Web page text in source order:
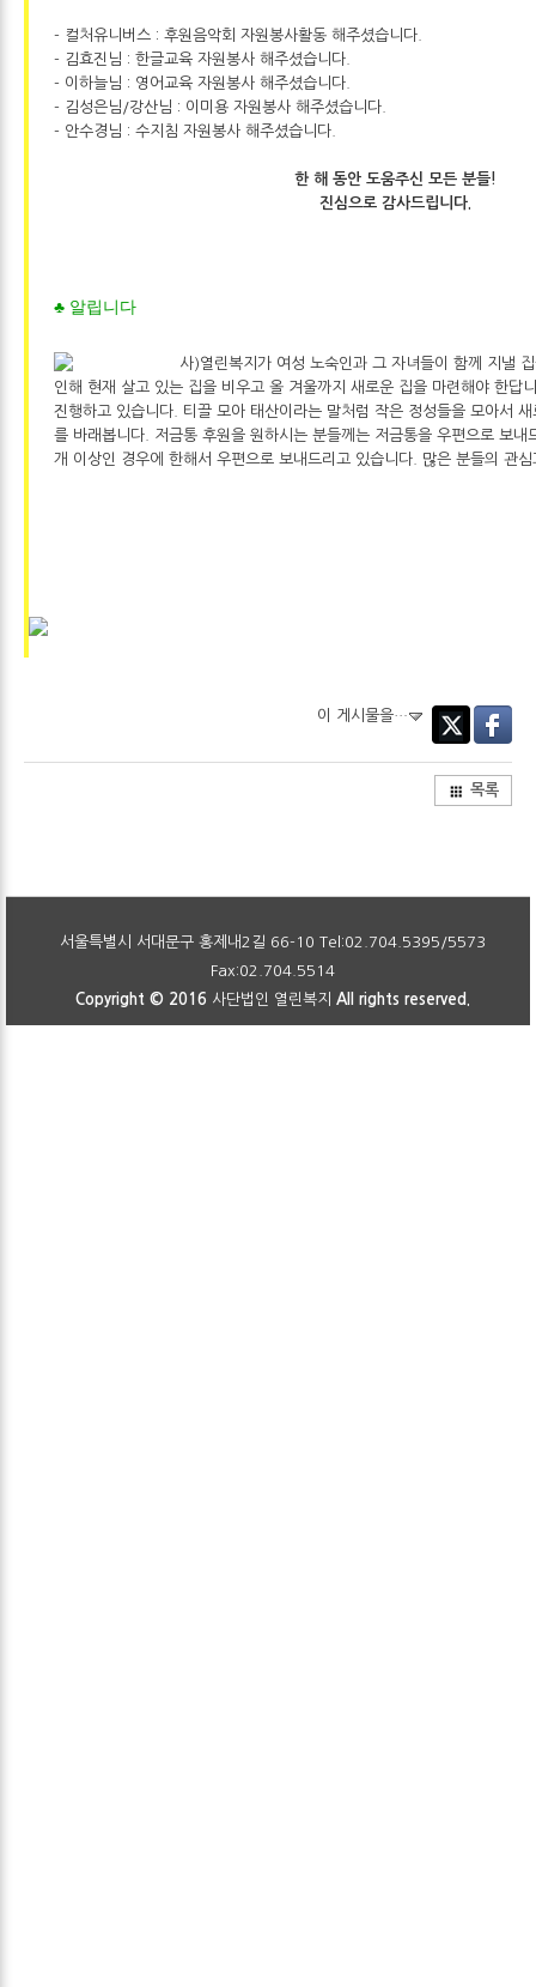
- 컬처유니버스 : 후원음악회 자원봉사활동 해주셨습니다.
- 김효진님 : 한글교육 자원봉사 해주셨습니다.
- 이하늘님 : 영어교육 자원봉사 해주셨습니다.
- 김성은님/강산님 : 이미용 자원봉사 해주셨습니다.
- 안수경님 : 수지침 자원봉사 해주셨습니다.
한 해 동안 도움주신 모든 분들!
진심으로 감사드립니다.
♣ 알립니다
사)열린복지가 여성 노숙인과 그 자녀들이 함께 지낼
인해 현재 살고 있는 집을 비우고 올 겨울까지 새로운 집을 마련해야 한답
진행하고 있습니다. 티끌 모아 태산이라는 말처럼 작은 정성들을 모아서
를 바래봅니다. 저금통 후원을 원하시는 분들께는 저금통을 우편으로 보내
개 이상인 경우에 한해서 우편으로 보내드리고 있습니다. 많은 분들의 관
이 게시물을…
Twitter
목록
서울특별시 서대문구 홍제내2길 66-10 Tel:02.704.5395/5573
Fax:02.704.5514
Copyright © 2016 사단법인 열린복지 All rights reserved.